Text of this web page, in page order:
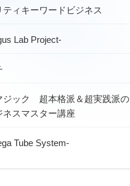
ティキーワードビジネス
Lab Project-
ジック 超本格派＆超実践派の
ネスマスター講座
Tube System-